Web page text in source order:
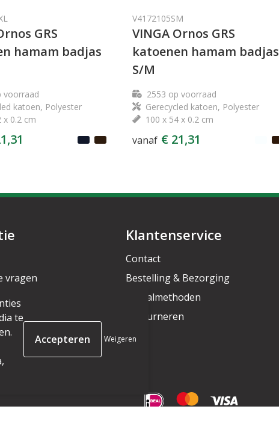
GRS
hamam badjas
voorraad
katoen, Polyester
x 0.2 cm
V4172105SM
VINGA Ornos GRS
katoenen hamam badjas
S/M
2553 op voorraad
Gerecycled katoen, Polyester
100 x 54 x 0.2 cm
vanaf € 21,31
vragen
Klantenservice
Contact
Bestelling & Bezorging
Betaalmethoden
Retourneren
te
Weigeren